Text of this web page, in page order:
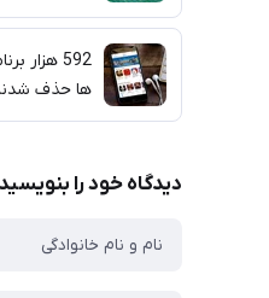
592
ها حذف
دیدگاه خود را بنویسید